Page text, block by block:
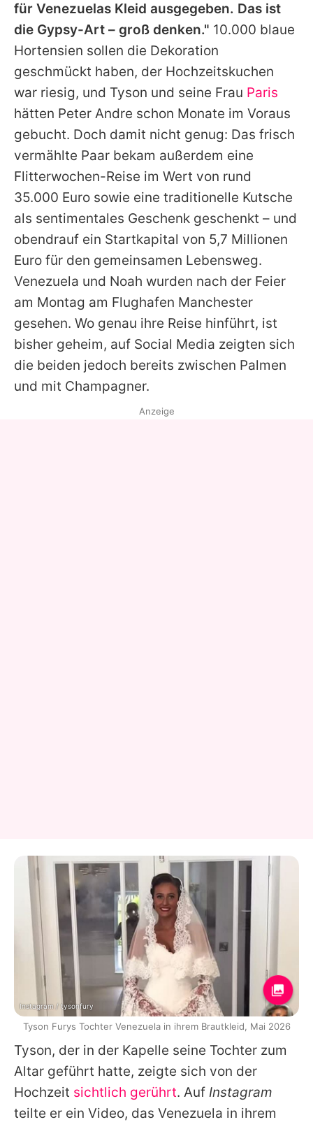
für Venezuelas Kleid ausgegeben. Das ist
die Gypsy-Art – groß denken." 10.000 blaue
Hortensien sollen die Dekoration
geschmückt haben, der Hochzeitskuchen
war riesig, und Tyson und seine Frau Paris
hätten Peter Andre schon Monate im Voraus
gebucht. Doch damit nicht genug: Das frisch
vermählte Paar bekam außerdem eine
Flitterwochen-Reise im Wert von rund
35.000 Euro sowie eine traditionelle Kutsche
als sentimentales Geschenk geschenkt – und
obendrauf ein Startkapital von 5,7 Millionen
Euro für den gemeinsamen Lebensweg.
Venezuela und Noah wurden nach der Feier
am Montag am Flughafen Manchester
gesehen. Wo genau ihre Reise hinführt, ist
bisher geheim, auf Social Media zeigten sich
die beiden jedoch bereits zwischen Palmen
und mit Champagner.
Tyson, der in der Kapelle seine Tochter zum
Altar geführt hatte, zeigte sich von der
Hochzeit sichtlich gerührt. Auf Instagram
teilte er ein Video, das Venezuela in ihrem
Anzeige
Instagram / tysonfury
Tyson Furys Tochter Venezuela in ihrem Brautkleid, Mai 2026